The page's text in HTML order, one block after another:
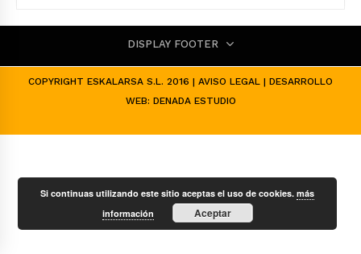
DISPLAY FOOTER
COPYRIGHT ESKALARSA S.L. 2016 | AVISO LEGAL | DESARROLLO
WEB: DENADA ESTUDIO
Si continuas utilizando este sitio aceptas el uso de cookies.más
información
Aceptar